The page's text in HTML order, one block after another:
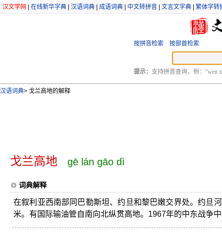
汉文学网 在线新华字典 汉语词典 成语词典 中文转拼音 文言文字典 繁体字转
按拼音检索 按部首检索
提示： 支持拼音查询，例：“wen
汉语词典> 戈兰高地的解释
戈兰高地 gē lán gāo dì
词典解释
在叙利亚西南部同巴勒斯坦、约旦和黎巴嫩交界处。约旦
米。有国际输油管自南向北纵贯高地。1967年的中东战争